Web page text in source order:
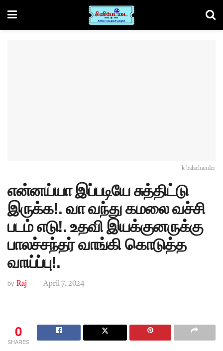
k balachander
என்னய்யா இப்படியே சுத்திட்டு
இருக்க!. வா வந்து கமலை வச்சி
படம் எடு!. உதவி இயக்குனருக்கு
பாலச்சந்தர் வாங்கி கொடுத்த
வாய்ப்பு!.
by Raj April 7, 2024
0
SHARES